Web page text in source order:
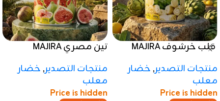
قلب خرشوف MAJIRA
منتجات التصدير, خضار
معلب
Price is hidden
تين مصري MAJIRA
منتجات التصدير, خضار
معلب
Price is hidden